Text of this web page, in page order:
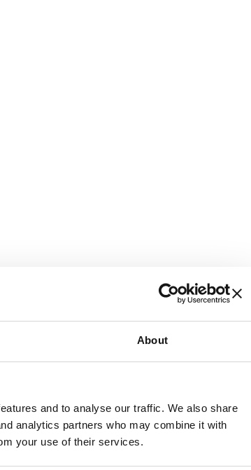
About
and to analyse our traffic. We also share
analytics partners who may combine it with
your use of their services.
, które za pomocą wyśmienitej rozrywki
Gra rozwija umiejętności planowania i